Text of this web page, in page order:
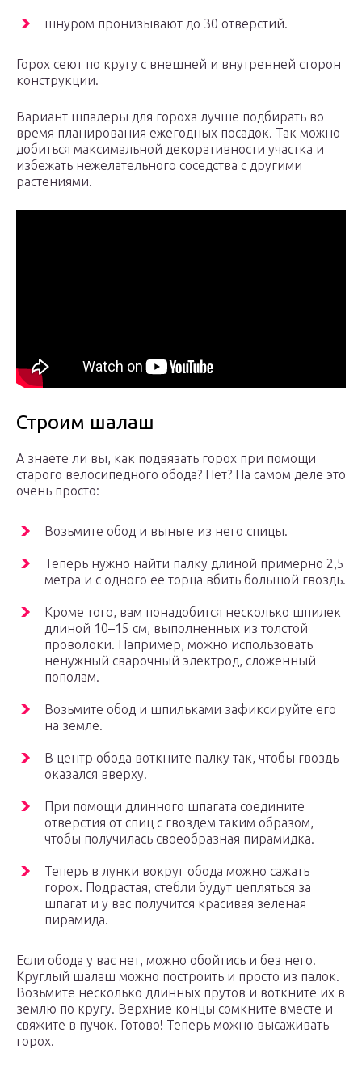
шнуром пронизывают до 30 отверстий.
Горох сеют по кругу с внешней и внутренней сторон
конструкции.
Вариант шпалеры для гороха лучше подбирать во
время планирования ежегодных посадок. Так можно
добиться максимальной декоративности участка и
избежать нежелательного соседства с другими
растениями.
Строим шалаш
А знаете ли вы, как подвязать горох при помощи
старого велосипедного обода? Нет? На самом деле это
очень просто:
Возьмите обод и выньте из него спицы.
Теперь нужно найти палку длиной примерно 2,5
метра и с одного ее торца вбить большой гвоздь.
Кроме того, вам понадобится несколько шпилек
длиной 10–15 см, выполненных из толстой
проволоки. Например, можно использовать
ненужный сварочный электрод, сложенный
пополам.
Возьмите обод и шпильками зафиксируйте его
на земле.
В центр обода воткните палку так, чтобы гвоздь
оказался вверху.
При помощи длинного шпагата соедините
отверстия от спиц с гвоздем таким образом,
чтобы получилась своеобразная пирамидка.
Теперь в лунки вокруг обода можно сажать
горох. Подрастая, стебли будут цепляться за
шпагат и у вас получится красивая зеленая
пирамида.
Если обода у вас нет, можно обойтись и без него.
Круглый шалаш можно построить и просто из палок.
Возьмите несколько длинных прутов и воткните их в
землю по кругу. Верхние концы сомкните вместе и
свяжите в пучок. Готово! Теперь можно высаживать
горох.